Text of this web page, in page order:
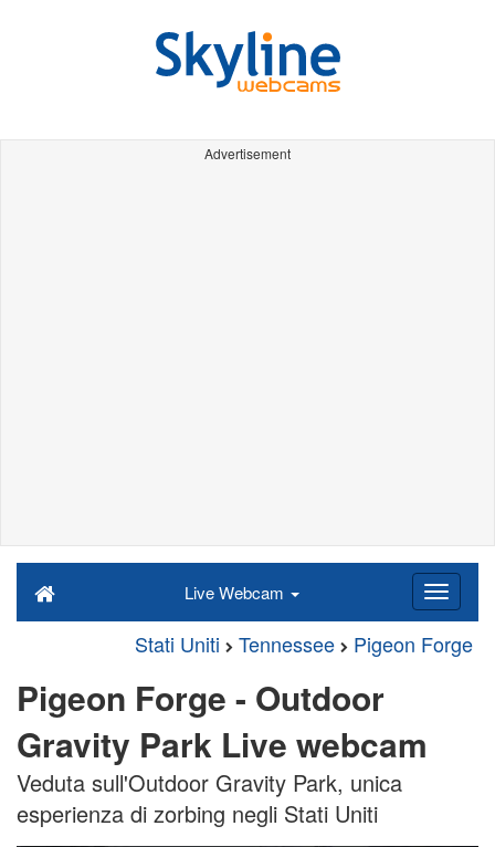
Advertisement
Live Webcam
Stati Uniti Tennessee Pigeon Forge
Pigeon Forge - Outdoor
Gravity Park Live webcam
Veduta sull'Outdoor Gravity Park, unica
esperienza di zorbing negli Stati Uniti